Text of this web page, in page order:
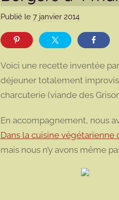
Publié le 7 janvier 2014p
r
a
r
m
t
t
e
Voici une recette inventée
déjeuner totalement
charcuterie (viande des
En accompagnement, nous
Dans la cuisine végétarienne
mais nous n’y avons même